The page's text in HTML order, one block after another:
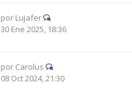
por Lujafer
30 Ene 2025, 18:36
por Carolus
08 Oct 2024, 21:30